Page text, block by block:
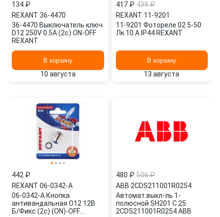
134 ₽
REXANT·36-4470
36-4470 Выключатель ключ
D12 250V 0.5А (2с) ON-OFF
REXANT
В корзину
10 августа
417 ₽ 439 ₽
REXANT·11-9201
11-9201 Фотореле 02 5-50
Лк 10 А IP44 REXANT
В корзину
13 августа
442 ₽
REXANT·06-0342-A
06-0342-A Кнопка
антивандальная O12 12В
Б/Фикс (2с) (ON)-OFF
480 ₽ 506 ₽
ABB·2CDS211001R0254
Автомат.выкл-ль 1-
полюсной SH201 C 25
2CDS211001R0254 ABB